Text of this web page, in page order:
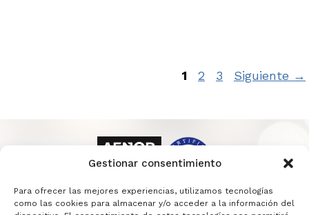
Gestionar consentimiento
Para ofrecer las mejores experiencias, utilizamos tecnologías
como las cookies para almacenar y/o acceder a la información del
Página
1 Página
2 Página
3 Siguiente →